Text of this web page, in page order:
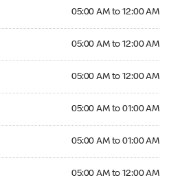
05:00 AM to 12:00 AM
05:00 AM to 12:00 AM
05:00 AM to 12:00 AM
05:00 AM to 01:00 AM
05:00 AM to 01:00 AM
05:00 AM to 12:00 AM